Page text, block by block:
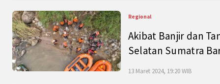
Regional
Akibat Banjir dan
Selatan Sumatra
13 Maret 2024, 19:20 WIB